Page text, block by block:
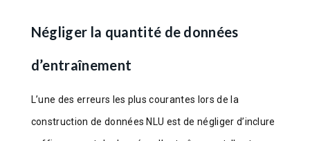
Négliger la quantité de données
d’entraînement
L’une des erreurs les plus courantes lors de la
construction de données NLU est de négliger d’inclure